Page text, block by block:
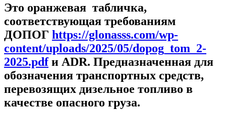
Это оранжевая табличка,
соответствующая требованиям
ДОПОГ https://glonasss.com/wp-
content/uploads/2025/05/dopog_tom_2-
2025.pdfи ADR. Предназначенная для
обозначения транспортных средств,
перевозящих дизельное топливо в
качестве опасного груза.